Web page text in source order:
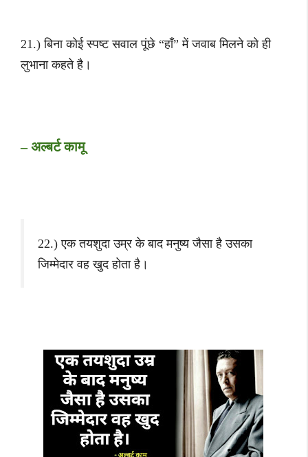
21.) बिना कोई स्पष्ट सवाल पूंछे “हाँ” में जवाब मिलने को ही
लुभाना कहते है।
– अल्बर्ट कामू
22.) एक तयशुदा उम्र के बाद मनुष्य जैसा है उसका
जिम्मेदार वह खुद होता है।